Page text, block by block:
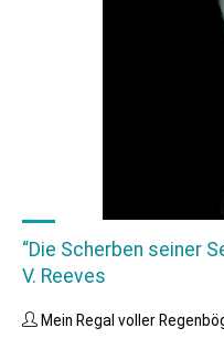
“Die Scherben seiner
V. Reeves
Mein Regal voller